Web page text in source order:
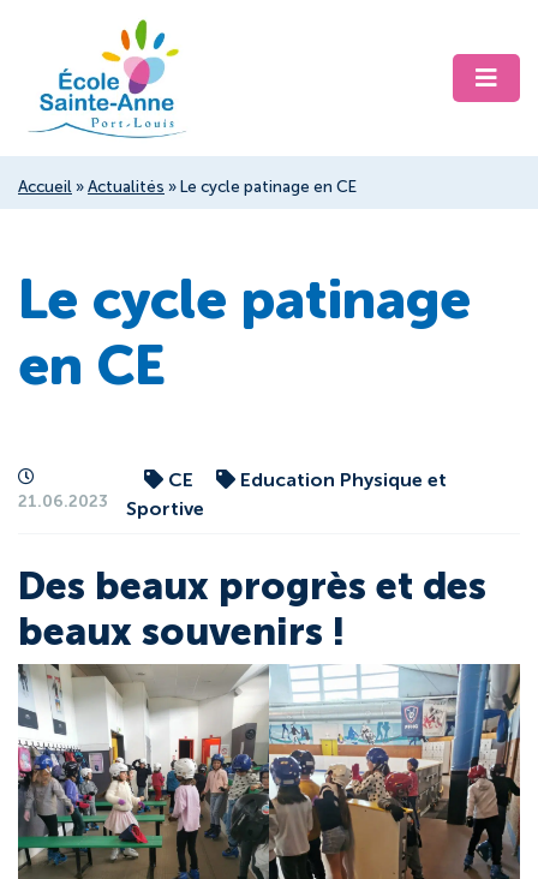
Accueil » Actualités » Le cycle patinage en CE
Le cycle patinage
en CE
21.06.2023
CE
Education Physique et
Sportive
Des beaux progrès et des
beaux souvenirs !